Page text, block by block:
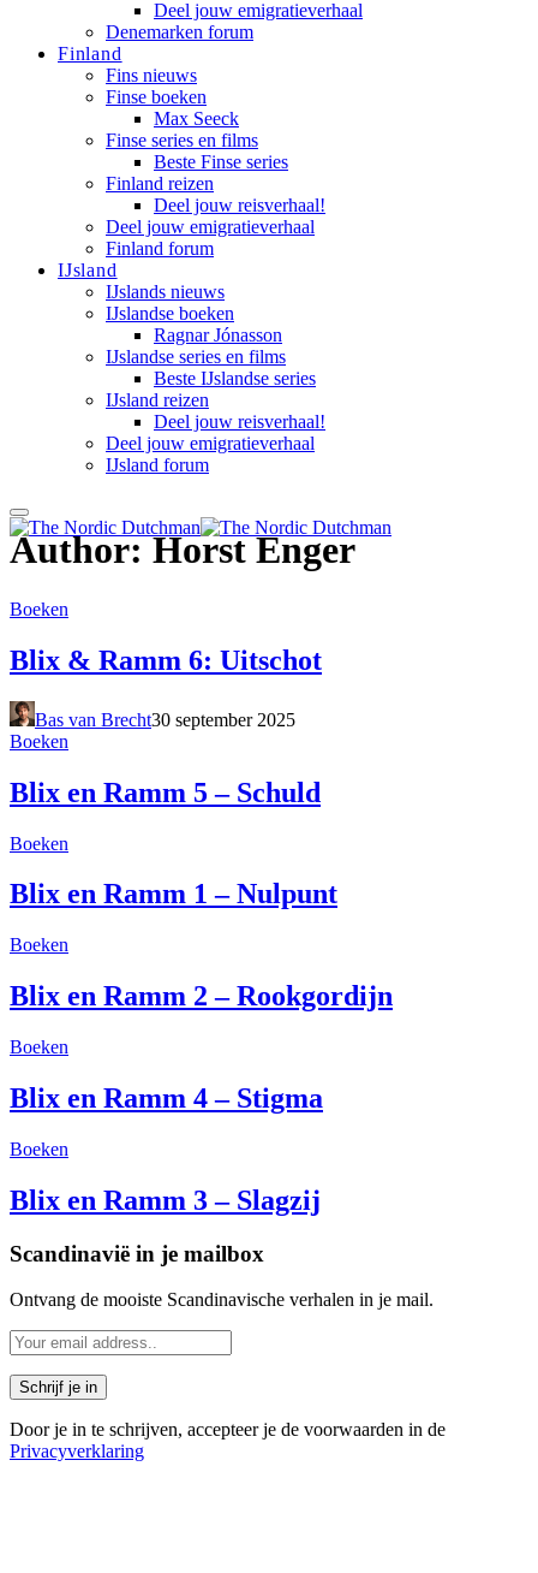
Deel jouw emigratieverhaal
Denemarken forum
Finland
Fins nieuws
Finse boeken
Max Seeck
Finse series en films
Beste Finse series
Finland reizen
Deel jouw reisverhaal!
Deel jouw emigratieverhaal
Finland forum
IJsland
IJslands nieuws
IJslandse boeken
Ragnar Jónasson
IJslandse series en films
Beste IJslandse series
IJsland reizen
Deel jouw reisverhaal!
Deel jouw emigratieverhaal
IJsland forum
Author: Horst Enger
Boeken
Blix & Ramm 6: Uitschot
Bas van Brecht30 september 2025
Boeken
Blix en Ramm 5 – Schuld
Boeken
Blix en Ramm 1 – Nulpunt
Boeken
Blix en Ramm 2 – Rookgordijn
Boeken
Blix en Ramm 4 – Stigma
Boeken
Blix en Ramm 3 – Slagzij
Scandinavië in je mailbox
Ontvang de mooiste Scandinavische verhalen in je mail.
Door je in te schrijven, accepteer je de voorwaarden in de
Privacyverklaring